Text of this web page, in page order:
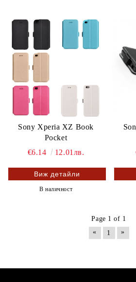
Sony Xperia XZ Book
Pocket
€6.14
12.01лв.
Виж детайли
В наличност
Page 1 of 1
«
1 »